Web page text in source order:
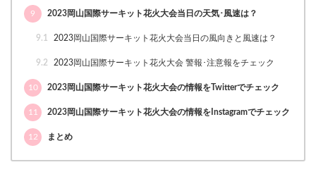
9 2023岡山国際サーキット花火大会当日の天気･風速は？
9.1 2023岡山国際サーキット花火大会当日の風向きと風速は？
9.2 2023岡山国際サーキット花火大会 警報･注意報をチェック
10 2023岡山国際サーキット花火大会の情報をTwitterでチェック
11 2023岡山国際サーキット花火大会の情報をInstagramでチェック
12 まとめ